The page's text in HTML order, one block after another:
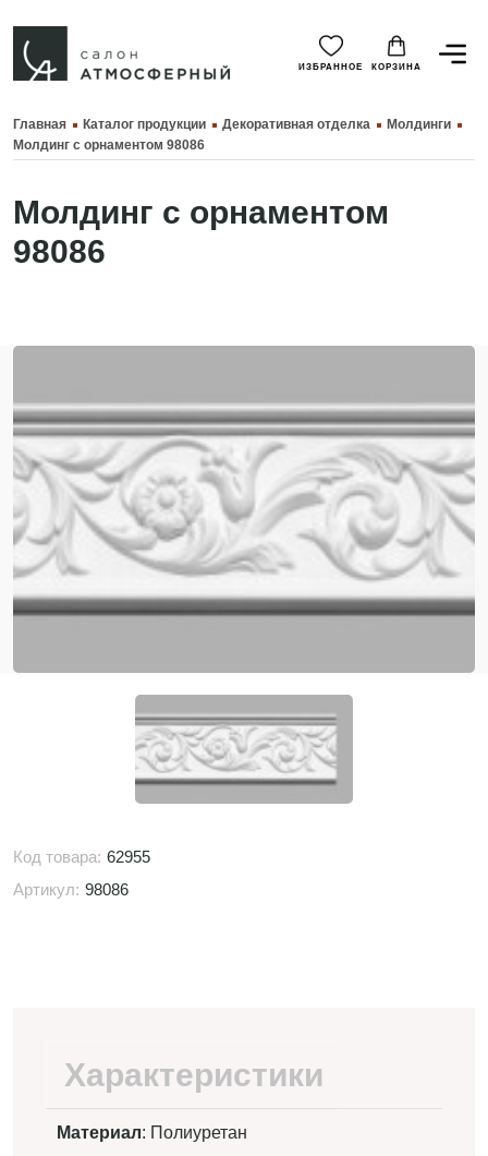
ИЗБРАННОЕ КОРЗИНА
Главная Каталог продукции Декоративная отделка
Молдинги
Молдинг с орнаментом 98086
Молдинг с орнаментом
98086
Код товара: 62955
Артикул: 98086
Характеристики
Материал: Полиуретан